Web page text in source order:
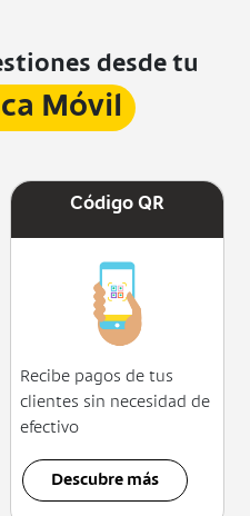
desde tu
Móvil
Código QR
Recibe pagos de tus
clientes sin necesidad de
efectivo
Descubre más